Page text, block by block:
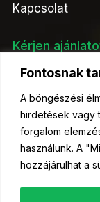
Fontosnak
A böngészési
hirdetések vagy
forgalom
használunk. A
hozzájárulhat a
Kapcsolat
Kérjen
© 2023